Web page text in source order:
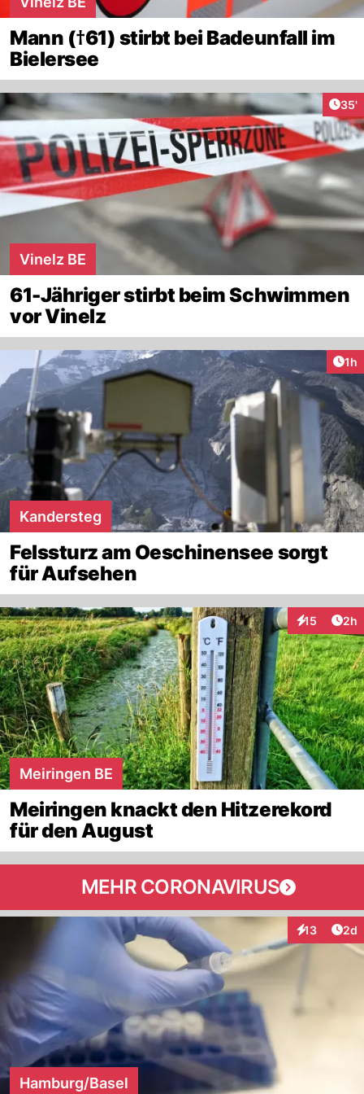
Mann (†61) stirbt bei Badeunfall im
Bielersee
35'
Vinelz BE
61-Jähriger stirbt beim Schwimmen
vor Vinelz
1h
Kandersteg
Felssturz am Oeschinensee sorgt
für Aufsehen
15
Interaktionen
2h
Meiringen BE
Meiringen knackt den Hitzerekord
für den August
MEHR CORONAVIRUS
13
Interaktionen
2d
Hamburg/Basel